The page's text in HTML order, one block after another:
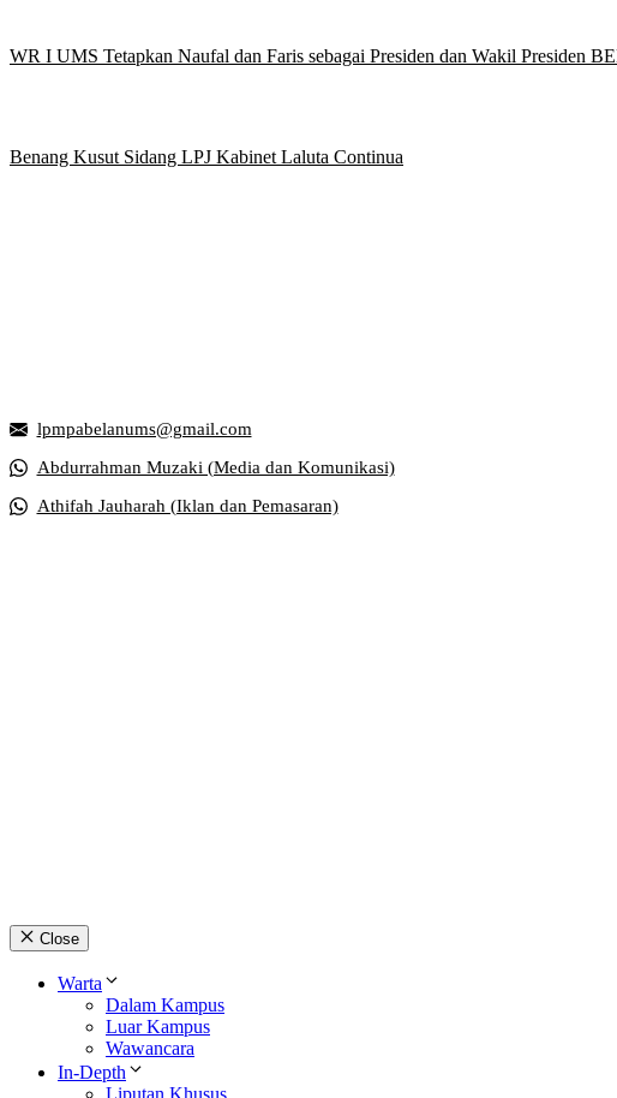
WR I UMS Tetapkan Naufal dan Faris sebagai Presiden dan Wakil Presiden
Benang Kusut Sidang LPJ Kabinet Laluta Continua
lpmpabelanums@gmail.com
Abdurrahman Muzaki (Media dan Komunikasi)
Athifah Jauharah (Iklan dan Pemasaran)
Close
Warta
Dalam Kampus
Luar Kampus
Wawancara
In-Depth